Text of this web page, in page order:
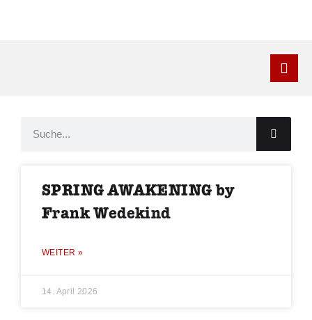
SPRING AWAKENING by
Frank Wedekind
WEITER »
14. April 2026